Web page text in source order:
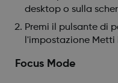
desktop o sulla
Premi il pulsante di
l'impostazione Metti
Focus Mode